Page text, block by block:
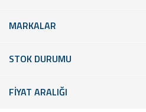
MARKALAR
STOK DURUMU
FİYAT ARALIĞI